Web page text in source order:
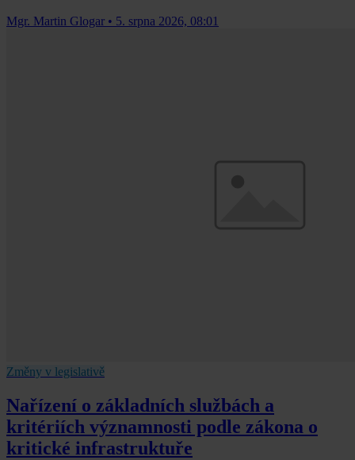
Mgr. Martin Glogar • 5. srpna 2026, 08:01
Změny v legislativě
Nařízení o základních službách a
kritériích významnosti podle zákona o
kritické infrastruktuře